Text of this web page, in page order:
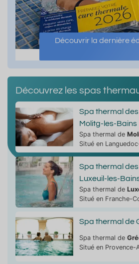
Découvrir la dernière
Découvrez les spas
Spa thermal
Molitg-les-Bains
Spa thermal de
Situé en
Spa thermal
Luxeuil-les-
Spa thermal de
Situé en Franche-
Spa thermal de
Spa thermal de
Situé en